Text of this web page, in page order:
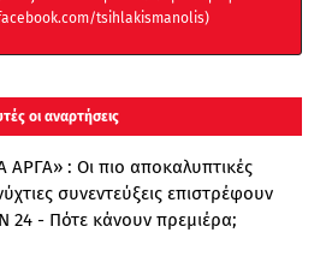
tsihlakismanolis)
οι αναρτήσεις
ΑΡΓΑ» : Oι πιο αποκαλυπτικές
συνεντεύξεις επιστρέφουν
24 - Πότε κάνουν πρεμιέρα;